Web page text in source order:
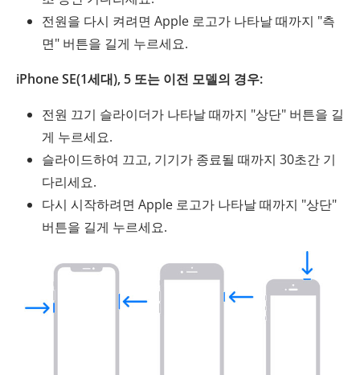
전원을 다시 켜려면 Apple 로고가 나타날 때까지 "측
면" 버튼을 길게 누르세요.
iPhone SE(1세대), 5 또는 이전 모델의 경우:
전원 끄기 슬라이더가 나타날 때까지 "상단" 버튼을 길
게 누르세요.
슬라이드하여 끄고, 기기가 종료될 때까지 30초간 기
다리세요.
다시 시작하려면 Apple 로고가 나타날 때까지 "상단"
버튼을 길게 누르세요.